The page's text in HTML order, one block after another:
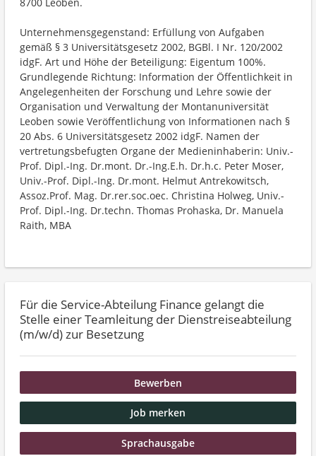
Für die Service-Abteilung Finance gelangt die
Stelle einer Teamleitung der Dienstreiseabteilung
(m/w/d) zur Besetzung
Bewerben
Job merken
Sprachausgabe
Unternehmensgegenstand: Erfüllung von Aufgaben
gemäß § 3 Universitätsgesetz 2002, BGBl. I Nr. 120/2002
idgF. Art und Höhe der Beteiligung: Eigentum 100%.
Grundlegende Richtung: Information der Öffentlichkeit in
Angelegenheiten der Forschung und Lehre sowie der
Organisation und Verwaltung der Montanuniversität
Leoben sowie Veröffentlichung von Informationen nach §
20 Abs. 6 Universitätsgesetz 2002 idgF. Namen der
vertretungsbefugten Organe der Medieninhaberin: Univ.-
Prof. Dipl.-Ing. Dr.mont. Dr.-Ing.E.h. Dr.h.c. Peter Moser,
Univ.-Prof. Dipl.-Ing. Dr.mont. Helmut Antrekowitsch,
Assoz.Prof. Mag. Dr.rer.soc.oec. Christina Holweg, Univ.-
Prof. Dipl.-Ing. Dr.techn. Thomas Prohaska, Dr. Manuela
Raith, MBA